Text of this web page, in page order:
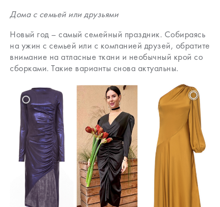
Дома с семьей или друзьями
Новый год – самый семейный праздник. Собираясь
на ужин с семьей или с компанией друзей, обратите
внимание на атласные ткани и необычный крой со
сборками. Такие варианты снова актуальны.